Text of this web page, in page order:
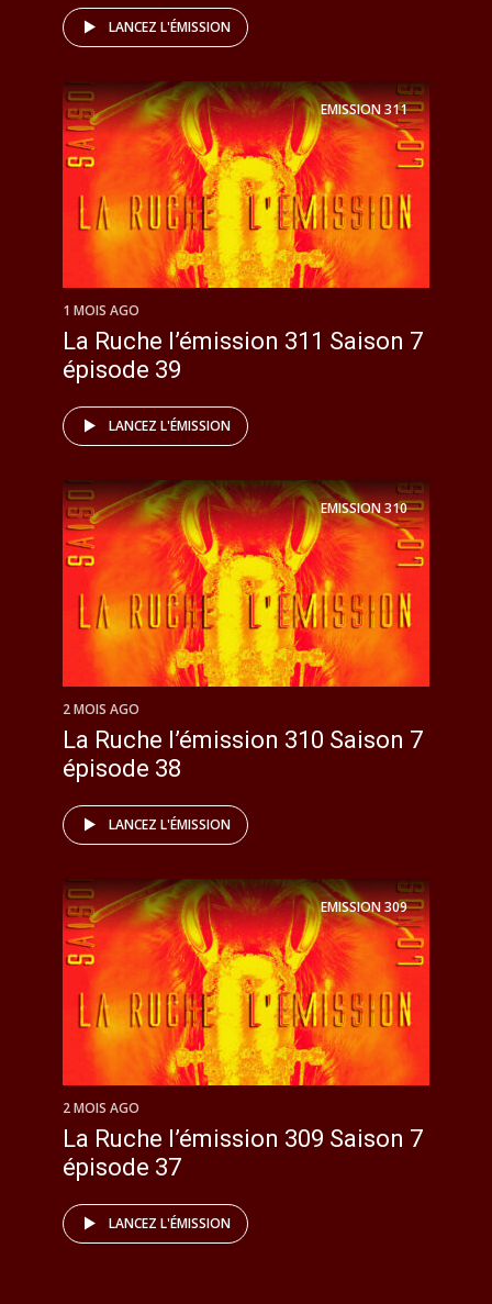
LANCEZ L'ÉMISSION
EMISSION311
1 MOIS AGO
La Ruche l’émission 311 Saison 7
épisode 39
LANCEZ L'ÉMISSION
EMISSION310
2 MOIS AGO
La Ruche l’émission 310 Saison 7
épisode 38
LANCEZ L'ÉMISSION
EMISSION309
2 MOIS AGO
La Ruche l’émission 309 Saison 7
épisode 37
LANCEZ L'ÉMISSION